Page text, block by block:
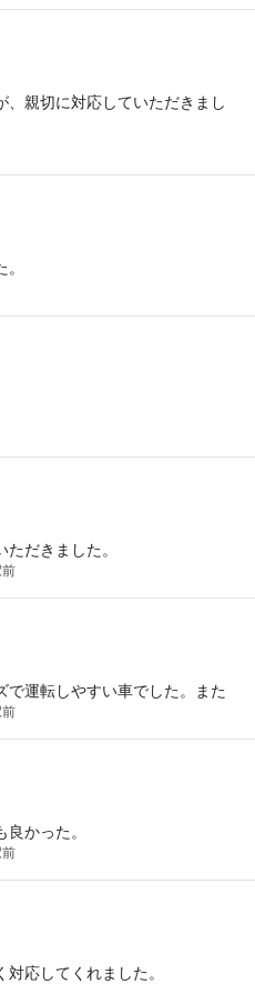
、親切に対応していただきまし
だきました。
前
で運転しやすい車でした。また
前
かった。
前
応してくれました。